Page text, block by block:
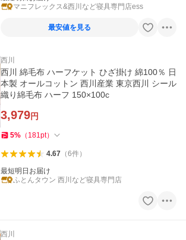
マニフレックス&西川など寝具専門店ess
最安値を見る
西川
西川 綿毛布 ハーフケット ひざ掛け 綿100％ 日
本製 オールコットン 西川産業 東京西川 シール
織り綿毛布 ハーフ 150×100c
3,979円
5% （ 181pt）
4.67（6件）
最短明日お届け
ふとんタウン 西川など寝具専門店
西川